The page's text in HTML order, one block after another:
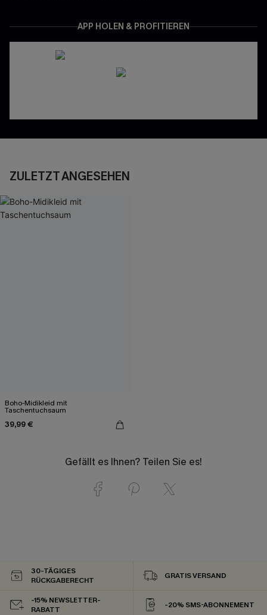
APP HOLEN & PROFITIEREN
ZULETZT ANGESEHEN
Boho-Midikleid mit
Taschentuchsaum
39,99 €
Gefällt es Ihnen? Teilen Sie es!
30-TÄGIGES
RÜCKGABERECHT
GRATIS VERSAND
-15% NEWSLETTER-
RABATT
-20% SMS-ABONNEMENT